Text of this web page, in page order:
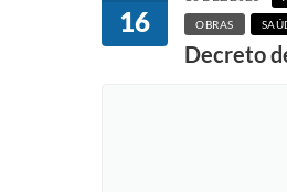
16 OBRAS
Decreto